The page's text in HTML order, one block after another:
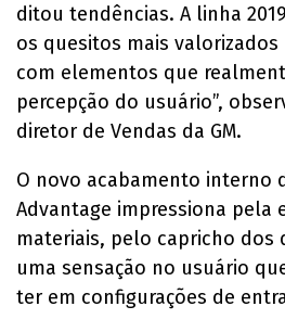
ditou tendências. A linha
os quesitos mais
com elementos que
percepção do usuário”,
diretor de Vendas da GM.
O novo acabamento interno
Advantage impressiona pela
materiais, pelo capricho dos
uma sensação no usuário
ter em configurações de